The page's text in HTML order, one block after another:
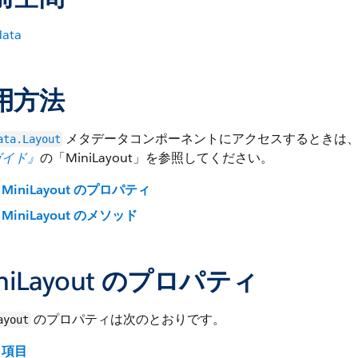
方法
メタデータコンポーネントにアクセスするときは
ド』 の「MiniLayout」を参照してください。
MiniLayout のプロパティ
MiniLayout のメソッド
のプロパティ
のプロパティは次のとおりです。
項目